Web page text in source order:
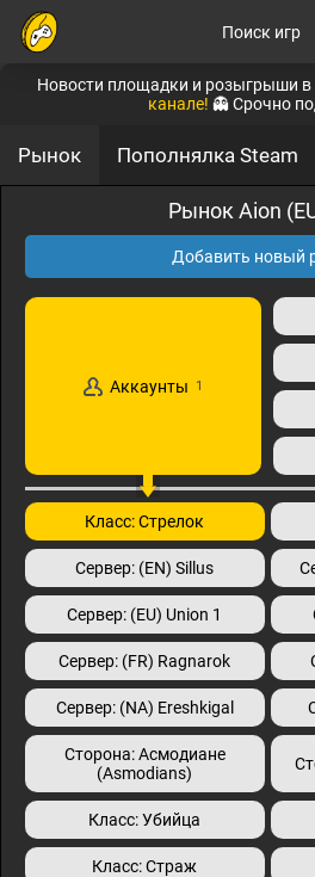
Поиск игр
Новости площадки и розыгрыши
канале! 👻 Срочно
Рынок Пополнялка Steam
Рынок Aion
Добавить новый
Аккаунты 1
Класс: Стрелок
Сервер: (EN) Sillus
Сервер: (EU) Union 1
Сервер: (FR) Ragnarok
Сервер: (NA) Ereshkigal
Сторона: Асмодиане
(Asmodians)
Класс: Убийца
Класс: Страж